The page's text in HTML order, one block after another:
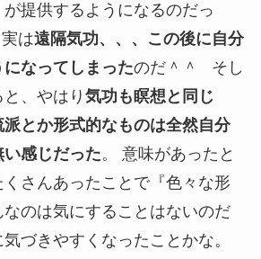
提供するようになるのだっ
は遠隔気功、、、この後に自分
なってしまったのだ＾＾ そし
、やはり 気功も瞑想と同じ
とか形式的なものは全然自分
感じだった。 意味があったと
さんあったことで『色々な形
のは気にすることはないのだ
づきやすくなったことかな。